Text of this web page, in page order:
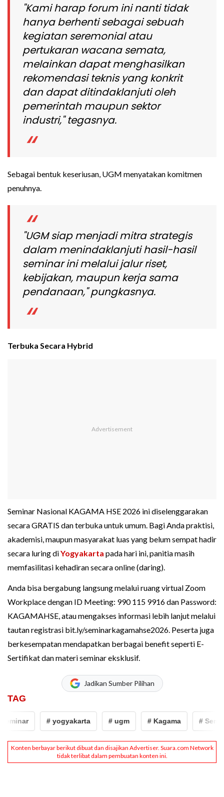
"Kami harap forum ini nanti tidak
hanya berhenti sebagai sebuah
kegiatan seremonial atau
pertukaran wacana semata,
melainkan dapat menghasilkan
rekomendasi teknis yang konkrit
dan dapat ditindaklanjuti oleh
pemerintah maupun sektor
industri," tegasnya.
Sebagai bentuk keseriusan, UGM menyatakan komitmen
penuhnya.
"UGM siap menjadi mitra strategis
dalam menindaklanjuti hasil-hasil
seminar ini melalui jalur riset,
kebijakan, maupun kerja sama
pendanaan," pungkasnya.
Terbuka Secara Hybrid
Seminar Nasional KAGAMA HSE 2026 ini diselenggarakan
secara GRATIS dan terbuka untuk umum. Bagi Anda praktisi,
akademisi, maupun masyarakat luas yang belum sempat hadir
secara luring diYogyakarta pada hari ini, panitia masih
memfasilitasi kehadiran secara online (daring).
Anda bisa bergabung langsung melalui ruang virtual Zoom
Workplace dengan ID Meeting: 990 115 9916 dan Password:
KAGAMAHSE, atau mengakses informasi lebih lanjut melalui
tautan registrasi bit.ly/seminarkagamahse2026. Peserta juga
berkesempatan mendapatkan berbagai benefit seperti E-
Sertifikat dan materi seminar eksklusif.
Jadikan Sumber Pilihan
TAG
# yogyakarta # ugm # Kagama # Seminar